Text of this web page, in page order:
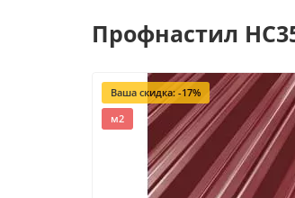
Профнастил
Ваша скидка: -17%
м2